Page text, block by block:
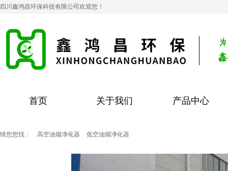
四川鑫鸿昌环保科技有限公司欢迎您！
首页 关于我们 产品中心
猜您想找： 高空油烟净化器 低空油烟净化器